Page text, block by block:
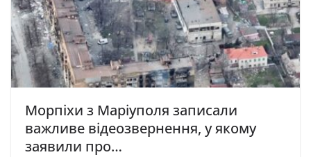
Морпіхи з Маріуполя записали
важливе відеозвернення, у якому
заявили про…